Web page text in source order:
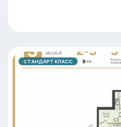
СТАНДАРТ КЛАСС 3